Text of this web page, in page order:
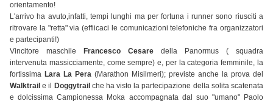
orientamento!
L'arrivo ha avuto,infatti, tempi lunghi ma per fortuna i runner sono riusciti a
ritrovare la "retta" via (effiicaci le comunicazioni telefoniche fra organizzatori
e partecipanti!)
Vincitore maschile
Francesco Cesare della Panormus ( squadra
intervenuta massicciamente, come sempre) e, per la categoria femminile, la
fortissima Lara La Pera (Marathon Misilmeri); previste anche la prova del
Walktraile il Doggytrail che ha visto la partecipazione della solita scatenata
e dolcissima Campionessa Moka accompagnata dal suo "umano" Paolo